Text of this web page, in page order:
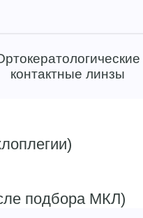
контактные линзы
подбора МКЛ)